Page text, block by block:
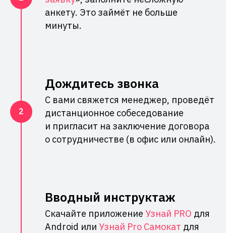
анкету. Это займёт не больше
минуты.
Дождитесь звонка
С вами свяжется менеджер, проведёт
дистанционное собеседование
и пригласит на заключение договора
о сотрудничестве (в офис или онлайн).
Вводный инструктаж
Скачайте приложение Узнай PRO для
Android или Узнай Pro Самокат для